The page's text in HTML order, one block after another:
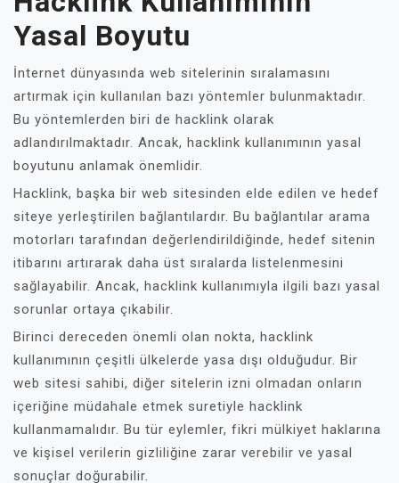
Yasal Boyutu
İnternet dünyasında web sitelerinin sıralamasını
artırmak için kullanılan bazı yöntemler bulunmaktadır.
Bu yöntemlerden biri de hacklink olarak
adlandırılmaktadır. Ancak, hacklink kullanımının yasal
boyutunu anlamak önemlidir.
Hacklink, başka bir web sitesinden elde edilen ve hedef
siteye yerleştirilen bağlantılardır. Bu bağlantılar arama
motorları tarafından değerlendirildiğinde, hedef sitenin
itibarını artırarak daha üst sıralarda listelenmesini
sağlayabilir. Ancak, hacklink kullanımıyla ilgili bazı yasal
sorunlar ortaya çıkabilir.
Birinci dereceden önemli olan nokta, hacklink
kullanımının çeşitli ülkelerde yasa dışı olduğudur. Bir
web sitesi sahibi, diğer sitelerin izni olmadan onların
içeriğine müdahale etmek suretiyle hacklink
kullanmamalıdır. Bu tür eylemler, fikri mülkiyet haklarına
ve kişisel verilerin gizliliğine zarar verebilir ve yasal
sonuçlar doğurabilir.